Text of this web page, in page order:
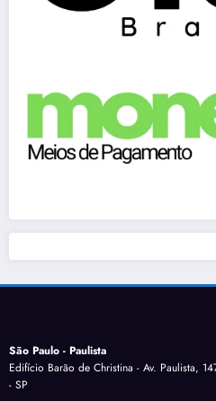
São Paulo - Paulista
Edifício Barão de Christina - Av. Paulista,
- SP